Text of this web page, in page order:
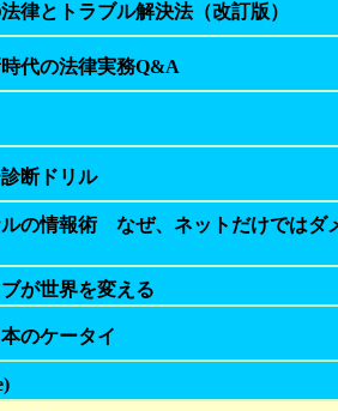
律とトラブル解決法（改訂版）
代の法律実務Q&A
断ドリル
の情報術 なぜ、ネットだけではダ
が世界を変える
のケータイ